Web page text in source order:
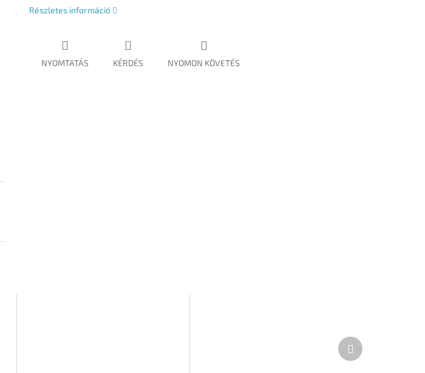
Részletes információ
NYOMTATÁS KÉRDÉS NYOMON KÖVETÉS
Következő
termék